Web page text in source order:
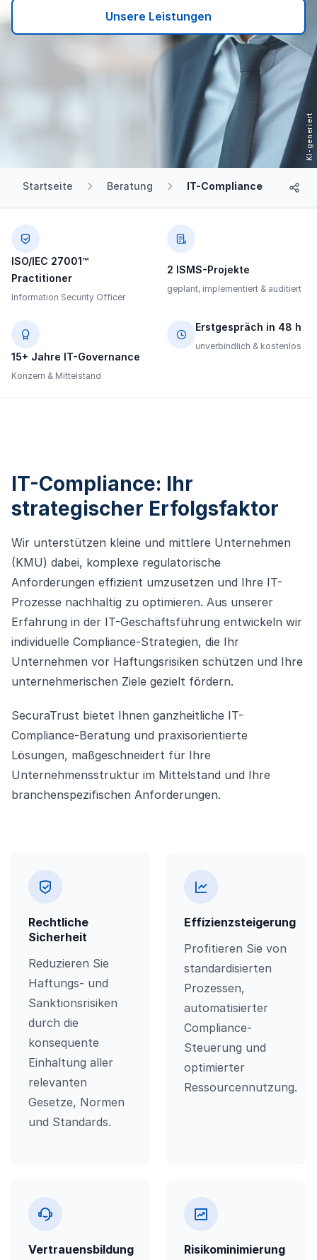
Unsere Leistungen
Startseite Beratung IT-Compliance
ISO/IEC 27001™
Practitioner
Information Security Officer
2 ISMS-Projekte
geplant, implementiert & auditiert
15+ Jahre IT-Governance
Konzern & Mittelstand
Erstgespräch in 48 h
unverbindlich & kostenlos
IT-Compliance: Ihr
strategischer Erfolgsfaktor
Wir unterstützen kleine und mittlere Unternehmen
(KMU) dabei, komplexe regulatorische
Anforderungen effizient umzusetzen und Ihre IT-
Prozesse nachhaltig zu optimieren. Aus unserer
Erfahrung in der IT-Geschäftsführung entwickeln wir
individuelle Compliance-Strategien, die Ihr
Unternehmen vor Haftungsrisiken schützen und Ihre
unternehmerischen Ziele gezielt fördern.
SecuraTrust bietet Ihnen ganzheitliche IT-
Compliance-Beratung und praxisorientierte
Lösungen, maßgeschneidert für Ihre
Unternehmensstruktur im Mittelstand und Ihre
branchenspezifischen Anforderungen.
Rechtliche
Sicherheit
Reduzieren Sie
Haftungs- und
Sanktionsrisiken
durch die
konsequente
Einhaltung aller
relevanten
Gesetze, Normen
und Standards.
Effizienzsteigerung
Profitieren Sie von
standardisierten
Prozessen,
automatisierter
Compliance-
Steuerung und
optimierter
Ressourcennutzung.
Vertrauensbildung
Risikominimierung